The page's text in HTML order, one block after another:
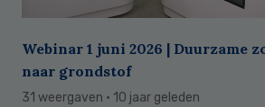
Webinar 1 juni 2026 | Duurzame
naar grondstof
31 weergaven · 10 jaar geleden